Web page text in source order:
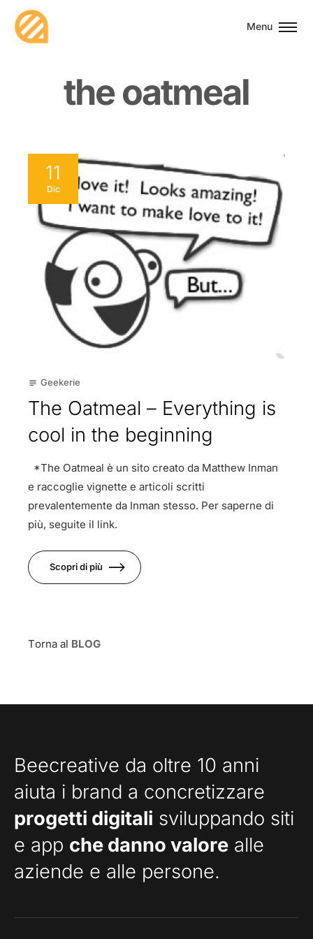
Menu
theoatmeal
11
Dic
subject Geekerie
The Oatmeal – Everything is
cool in the beginning
*The Oatmeal è un sito creato da Matthew Inman
e raccoglie vignette e articoli scritti
prevalentemente da Inman stesso. Per saperne di
più, seguite il link.
Scopri di più
Torna al BLOG
Beecreative da oltre 10 anni
aiuta i brand a concretizzare
progetti digitali sviluppando siti
e app che danno valore alle
aziende e alle persone.